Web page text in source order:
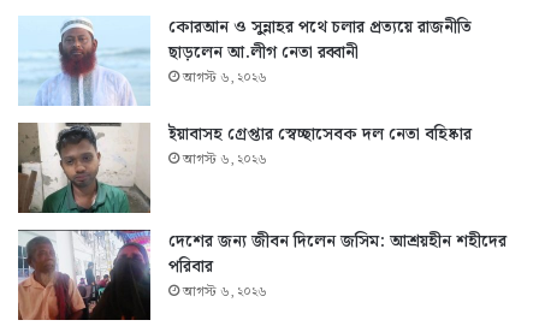
কোরআন ও সুন্নাহর পথে চলার প্রত্যয়ে রাজনীতি
ছাড়লেন আ.লীগ নেতা রব্বানী
আগস্ট ৬, ২০২৬
ইয়াবাসহ গ্রেপ্তার স্বেচ্ছাসেবক দল নেতা বহিষ্কার
আগস্ট ৬, ২০২৬
দেশের জন্য জীবন দিলেন জসিম: আশ্রয়হীন শহীদের
পরিবার
আগস্ট ৬, ২০২৬